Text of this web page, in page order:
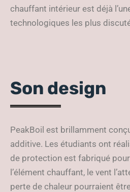
chauffant intérieur est déjà
technologiques les plus
Son design
PeakBoil est brillamment
additive. Les étudiants ont
de protection est fabriqué
l’élément chauffant, le vent
perte de chaleur pourraient